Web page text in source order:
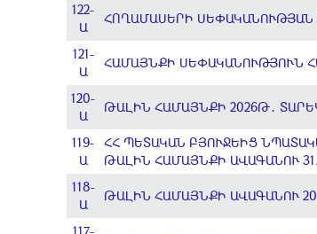
122-
Ա
ՀՈՂԱՄԱՍԵՐԻ
121-
Ա
ՀԱՄԱՅՆՔԻ ՍԵՓԱԿԱՆՈՒԹՅՈՒՆ
120-
Ա
ԹԱԼԻՆ ՀԱՄԱՅՆՔԻ 2026Թ․
119-
Ա
ՀՀ ՊԵՏԱԿԱՆ ԲՅՈՒՋԵԻՑ
ԹԱԼԻՆ ՀԱՄԱՅՆՔԻ ԱՎԱԳԱՆՈՒ
118-
Ա
ԹԱԼԻՆ ՀԱՄԱՅՆՔԻ ԱՎԱԳԱՆՈՒ